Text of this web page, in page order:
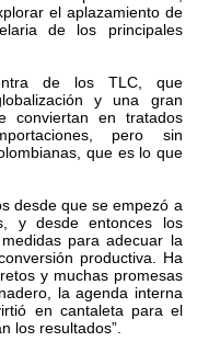
el aplazamiento de
de los principales
de los TLC, que
y una gran
conviertan en tratados
pero sin
que es lo que
desde que se empezó a
y desde entonces los
para adecuar la
productiva. Ha
y muchas promesas
la agenda interna
en cantaleta para el
los resultados”.